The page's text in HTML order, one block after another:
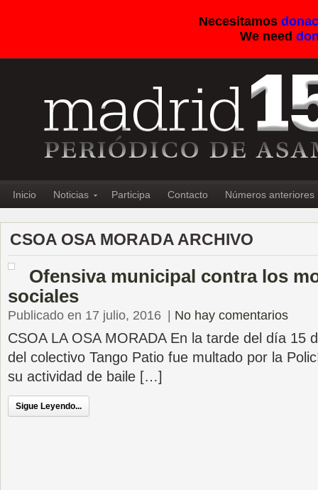
Necesitamos
We need
Inicio Noticias Participa Contacto Números anteriores
CSOA OSA MORADA ARCHIVO
Ofensiva municipal contra los
sociales
Publicado en 17 julio, 2016 No hay comentarios
CSOA LA OSA MORADA En la tarde del día 15
del colectivo Tango Patio fue multado por la
su actividad de baile […]
Sigue Leyendo...